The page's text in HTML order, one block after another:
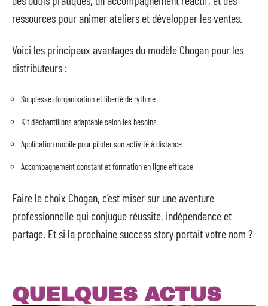
ressources pour animer ateliers et développer les ventes.
Voici les principaux avantages du modèle Chogan pour les
distributeurs :
Souplesse d’organisation et liberté de rythme
Kit d’échantillons adaptable selon les besoins
Application mobile pour piloter son activité à distance
Accompagnement constant et formation en ligne efficace
Faire le choix Chogan, c’est miser sur une aventure
professionnelle qui conjugue réussite, indépendance et
partage. Et si la prochaine success story portait votre nom ?
QUELQUES ACTUS